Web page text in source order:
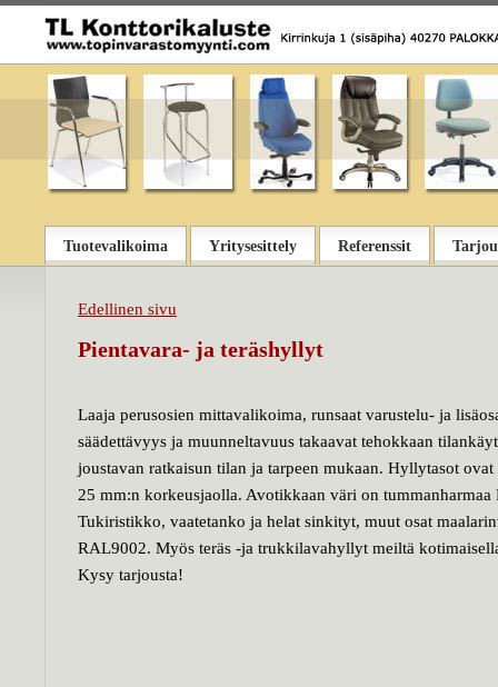
Tuotevalikoima Yritysesittely Referenssit
Edellinen sivu
Pientavara- ja teräshyllyt
Laaja perusosien mittavalikoima, runsaat varustelu- ja
säädettävyys ja muunneltavuus takaavat tehokkaan
joustavan ratkaisun tilan ja tarpeen mukaan. Hyllytasot ovat
25 mm:n korkeusjaolla. Avotikkaan väri on
Tukiristikko, vaatetanko ja helat sinkityt, muut osat
RAL9002. Myös teräs -ja trukkilavahyllyt meiltä
Kysy tarjousta!